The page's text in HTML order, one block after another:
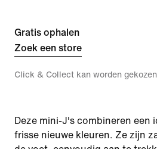
Gratis ophalen
Zoek een store
Click & Collect kan worden
Deze mini-J's combineren een
frisse nieuwe kleuren. Ze zijn